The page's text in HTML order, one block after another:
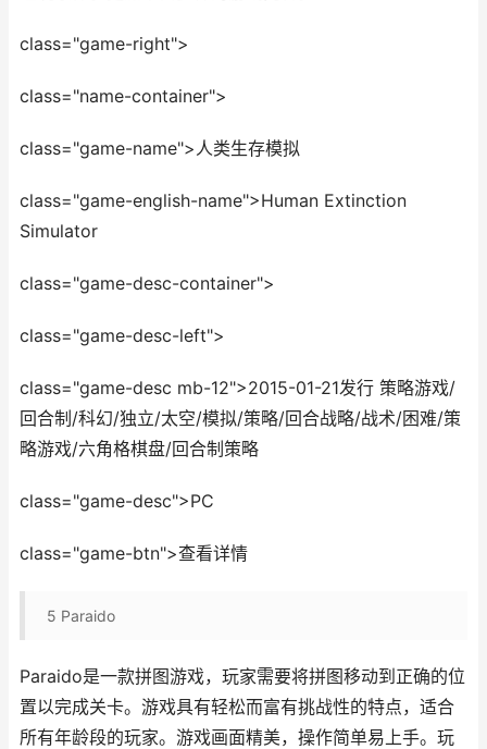
class="game-right">
class="name-container">
class="game-name">人类生存模拟
class="game-english-name">Human Extinction
Simulator
class="game-desc-container">
class="game-desc-left">
class="game-desc mb-12">2015-01-21发行 策略游戏/
回合制/科幻/独立/太空/模拟/策略/回合战略/战术/困难/策
略游戏/六角格棋盘/回合制策略
class="game-desc">PC
class="game-btn">查看详情
5 Paraido
Paraido是一款拼图游戏，玩家需要将拼图移动到正确的位
置以完成关卡。游戏具有轻松而富有挑战性的特点，适合
所有年龄段的玩家。游戏画面精美，操作简单易上手。玩